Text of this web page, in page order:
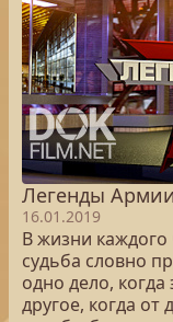
Легенды
16.01.2019
В жизни
судьба словно
одно дело,
другое, когда от